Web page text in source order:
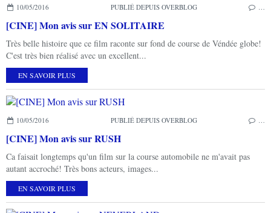
10/05/2016 PUBLIÉ DEPUIS OVERBLOG
[CINE] Mon avis sur EN SOLITAIRE
Très belle histoire que ce film raconte sur fond de course de Véndée globe!
C'est très bien réalisé avec un excellent...
EN SAVOIR PLUS
10/05/2016 PUBLIÉ DEPUIS OVERBLOG
[CINE] Mon avis sur RUSH
Ca faisait longtemps qu'un film sur la course automobile ne m'avait pas
autant accroché! Très bons acteurs, images...
EN SAVOIR PLUS